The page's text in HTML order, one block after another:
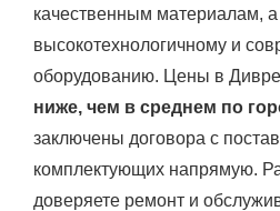
качественным материалам, а
высокотехнологичному и
оборудованию. Цены в
ниже, чем в среднем по
заключены договора с
комплектующих напрямую.
доверяете ремонт и